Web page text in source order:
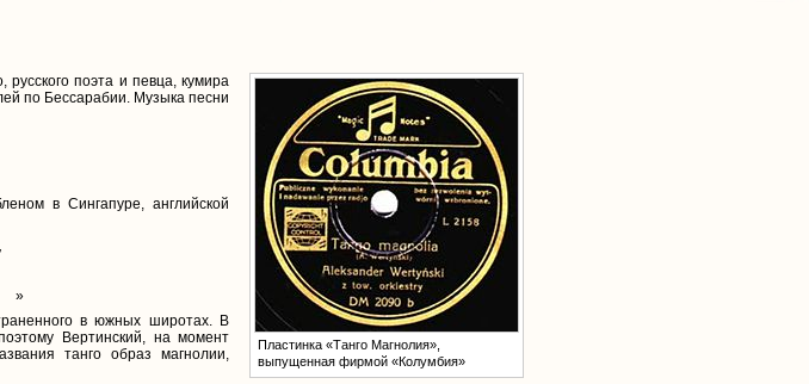
Пластинка «Танго Магнолия»,
выпущенная фирмой «Колумбия»
поэта и певца, кумира
по Бессарабии. Музыка песни
в Сингапуре, английской
»
в южных широтах. В
Вертинский, на момент
танго образ магнолии,